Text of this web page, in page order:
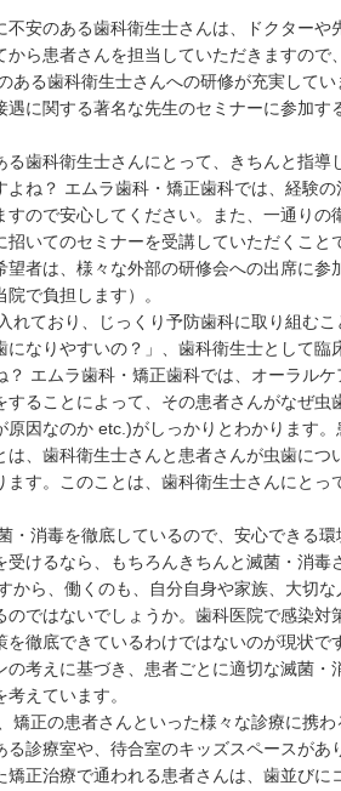
不安のある歯科衛生士さんは、ドクター
から患者さんを担当していただきますので
ある歯科衛生士さんへの研修が充実して
遇に関する著名な先生のセミナーに参加
る歯科衛生士さんにとって、きちんと指導
よね？ エムラ歯科・矯正歯科では、経験
すので安心してください。また、一通りの
招いてのセミナーを受講していただくこと
望者は、様々な外部の研修会への出席に
で負担します）。
れており、じっくり予防歯科に取り組むこ
になりやすいの？」、歯科衛生士として
？ エムラ歯科・矯正歯科では、オーラル
することによって、その患者さんがなぜ
原因なのか etc.)がしっかりとわかります
は、歯科衛生士さんと患者さんが虫歯に
ます。このことは、歯科衛生士さんにとっ
・消毒を徹底しているので、安心できる環
受けるなら、もちろんきちんと滅菌・消
から、働くのも、自分自身や家族、大切
のではないでしょうか。歯科医院で感染
を徹底できているわけではないのが現状
の考えに基づき、患者ごとに適切な滅菌
えています。
正の患者さんといった様々な診療に携わ
る診療室や、待合室のキッズスペースが
矯正治療で通われる患者さんは、歯並び